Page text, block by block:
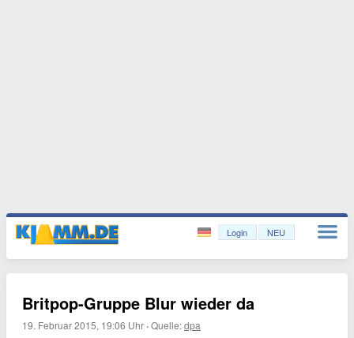
Login NEU
Britpop-Gruppe Blur wieder da
19. Februar 2015, 19:06 Uhr ·Quelle:dpa